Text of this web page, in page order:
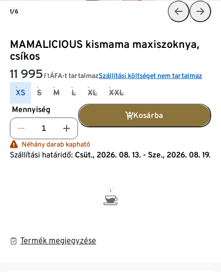
MAMALICIOUS kismama maxiszoknya,
csíkos
11 995 FtÁFA-t tartalmazSzállítási költséget nem tartalmaz
XS S M L XL
XXL
Mennyiség
Kosárba
Néhány darab kapható
Szállítási határidő: Csüt., 2026. 08. 13. - Sze., 2026. 08. 19.
Termék megjegyzése
1/6